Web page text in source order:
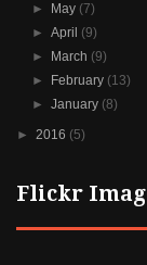
►
May (7)
►April (9)
►
March (9)
►
February (13)
►January (8)
► 2016 (5)
Flickr